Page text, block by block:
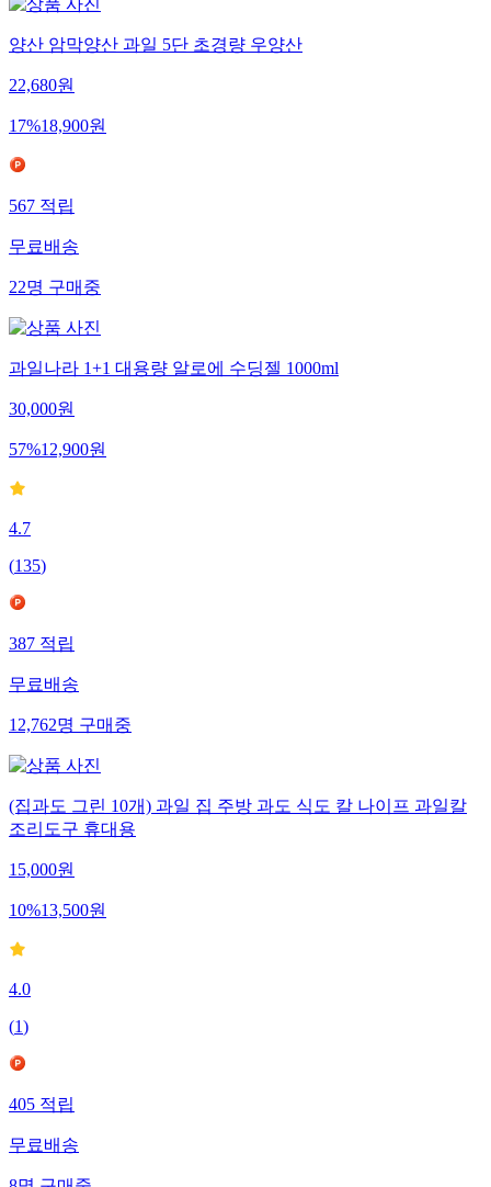
양산 암막양산 과일 5단 초경량 우양산
22,680원
17%18,900원
567 적립
무료배송
22명 구매중
과일나라 1+1 대용량 알로에 수딩젤 1000ml
30,000원
57%12,900원
4.7
(135)
387 적립
무료배송
12,762명 구매중
(집과도 그린 10개) 과일 집 주방 과도 식도 칼 나이프 과일칼
조리도구 휴대용
15,000원
10%13,500원
4.0
(1)
405 적립
무료배송